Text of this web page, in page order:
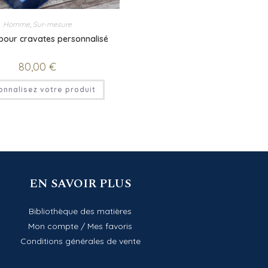
Homme Sur-mesure
cravates personnalisé
80,00€
votre produit
EN SAVOIR PLUS
Bibliothèque des matières
Mon compte / Mes favoris
Conditions générales de vente